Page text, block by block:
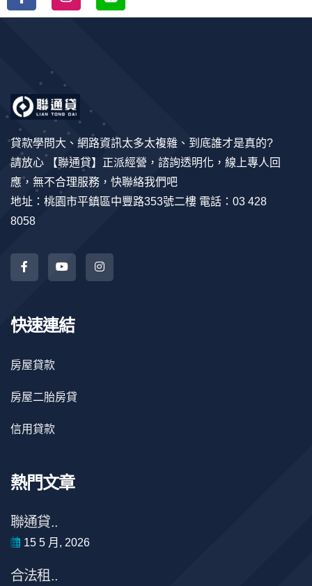
貸款學問大、網路資訊太多太複雜、到底誰才是真的?
請放心 【聯通貸】正派經營，諮詢透明化，線上專人回
應，無不合理服務，快聯絡我們吧
地址：桃園市平鎮區中豐路353號二樓 電話：03 428
8058
快速連結
房屋貸款
房屋二胎房貸
信用貸款
熱門文章
聯通貸..
15 5 月, 2026
合法租..